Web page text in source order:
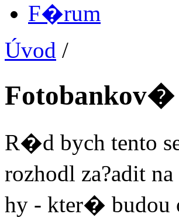
F�rum
Úvod /
R�d bych tento
rozhodl za?adit
hy - kter� budou